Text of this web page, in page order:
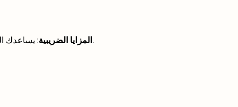
المزايا الضريبية : يساعدك التبرع بالعملة الرقمية مباشرةً على تجنب ضريبة أرباح رأس المال، مما يزيد من تأثير مساهمتك.